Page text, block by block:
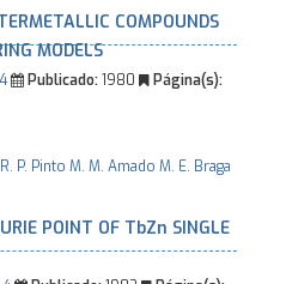
COMPOUNDS
MODELS
Publicado:1980
Página(s):
R. P. Pinto M. M. Amado M. E. Braga
POINT OF TbZn SINGLE